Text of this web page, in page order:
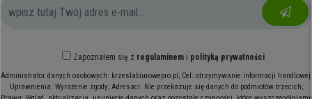
Zapoznałem się z regulaminemi polityką prywatności
Administrator danych osobowych: krzeslabiurowepro.pl; Cel: otrzymywanie informacji handlowej;
Uprawnienia: Wyrażenie zgody; Adresaci: Nie przekazuje się danych do podmiotów trzecich;